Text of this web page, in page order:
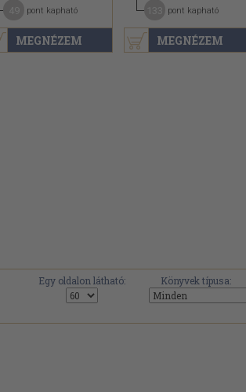
MEGNÉZEM
pont kapható
MEGNÉZEM
pont kapható
Egy oldalon látható: Könyvek típusa: